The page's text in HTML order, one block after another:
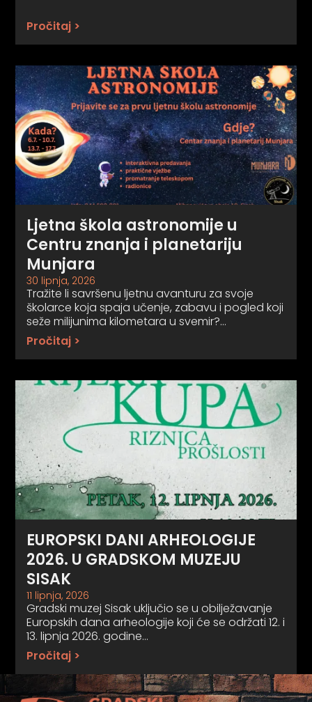
Pročitaj >
Ljetna škola astronomije u
Centru znanja i planetariju
Munjara
30 lipnja, 2026
Tražite li savršenu ljetnu avanturu za svoje
školarce koja spaja učenje, zabavu i pogled koji
seže milijunima kilometara u svemir?…
Pročitaj >
EUROPSKI DANI ARHEOLOGIJE
2026. U GRADSKOM MUZEJU
SISAK
11 lipnja, 2026
Gradski muzej Sisak uključio se u obilježavanje
Europskih dana arheologije koji će se održati 12. i
13. lipnja 2026. godine…
Pročitaj >